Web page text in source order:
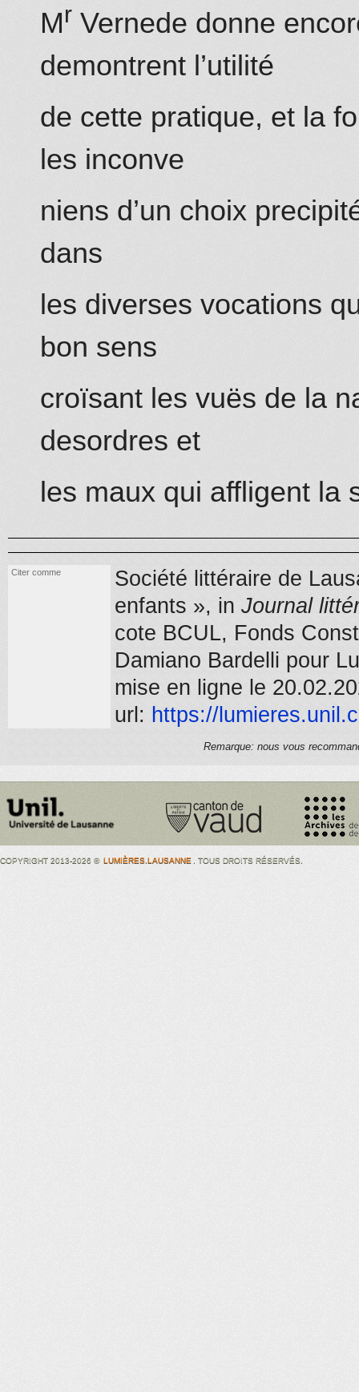
Mr Vernede donne
demontrent l’utilité
de cette pratique, et la
les inconve
niens d’un choix
dans
les diverses vocations
bon sens
croïsant les vuës de la
desordres et
les maux qui affligent la
Citer comme
Société littéraire de
enfants », in Journal
cote BCUL, Fonds
Damiano Bardelli pour
mise en ligne le
url: https://
Remarque: nous vous
COPYRIGHT 2013-2026 © LUMIÈRES.LAUSANNE . TOUS DROITS RÉSERVÉS.